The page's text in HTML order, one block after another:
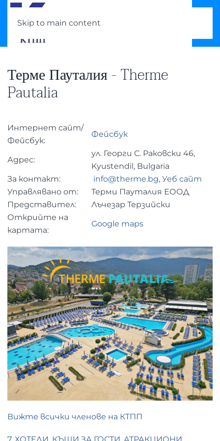
Skip to main content
Терме Пауталия - Therme
Pautalia
Интернет сайт/
Фейсбук:
Фейсбук
Адрес:
ул. Георги С. Раковски 46,
Kyustendil, Bulgaria
За контакт:
info@therme.bg, Уеб сайт
Управлявано от:
Терми Пауталия ЕООД
Представител:
Лъчезар Терзийски
Открийте на
картата:
Google maps
Вижте всички членове на КТПП